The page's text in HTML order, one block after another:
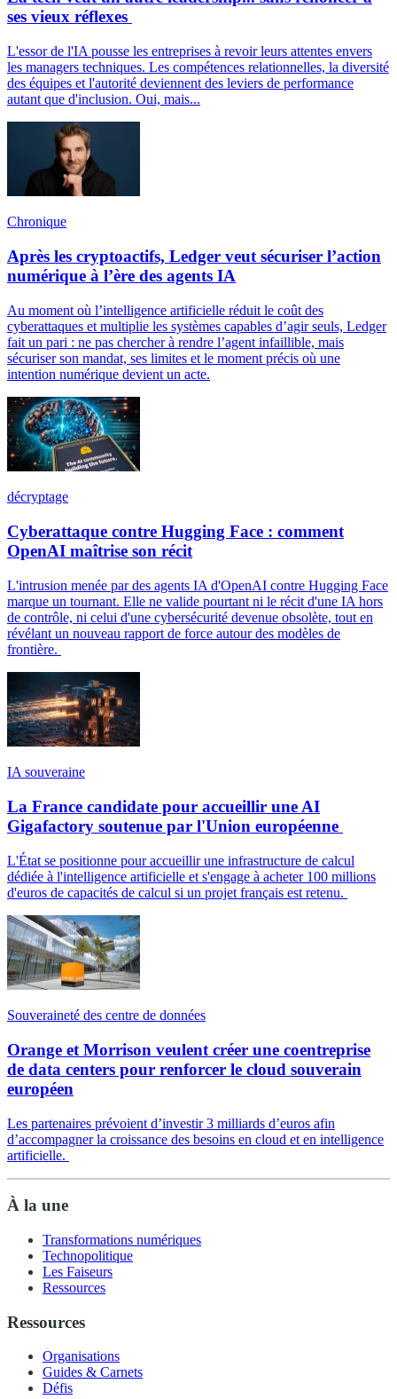
ses vieux réflexes
L'essor de l'IA pousse les entreprises à revoir leurs attentes envers
les managers techniques. Les compétences relationnelles, la diversité
des équipes et l'autorité deviennent des leviers de performance
autant que d'inclusion. Oui, mais...
Chronique
Après les cryptoactifs, Ledger veut sécuriser l’action
numérique à l’ère des agents IA
Au moment où l’intelligence artificielle réduit le coût des
cyberattaques et multiplie les systèmes capables d’agir seuls, Ledger
fait un pari : ne pas chercher à rendre l’agent infaillible, mais
sécuriser son mandat, ses limites et le moment précis où une
intention numérique devient un acte.
décryptage
Cyberattaque contre Hugging Face : comment
OpenAI maîtrise son récit
L'intrusion menée par des agents IA d'OpenAI contre Hugging Face
marque un tournant. Elle ne valide pourtant ni le récit d'une IA hors
de contrôle, ni celui d'une cybersécurité devenue obsolète, tout en
révélant un nouveau rapport de force autour des modèles de
frontière.
IA souveraine
La France candidate pour accueillir une AI
Gigafactory soutenue par l'Union européenne
L'État se positionne pour accueillir une infrastructure de calcul
dédiée à l'intelligence artificielle et s'engage à acheter 100 millions
d'euros de capacités de calcul si un projet français est retenu.
Souveraineté des centre de données
Orange et Morrison veulent créer une coentreprise
de data centers pour renforcer le cloud souverain
européen
Les partenaires prévoient d’investir 3 milliards d’euros afin
d’accompagner la croissance des besoins en cloud et en intelligence
artificielle.
À la une
Transformations numériques
Technopolitique
Les Faiseurs
Ressources
Ressources
Organisations
Guides & Carnets
Défis